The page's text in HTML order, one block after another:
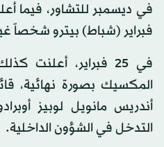
في ديسمبر للتشاور، فيما
فبراير (شباط) بيترو شخصاً
في 25 فبراير،
المكسيك بصورة نهائية،
أندريس مانويل لوبيز
التدخل في الشؤون الداخلية.